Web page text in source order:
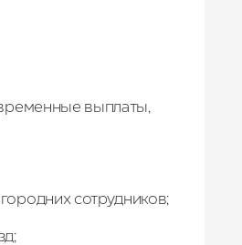
выплаты,
сотрудников;